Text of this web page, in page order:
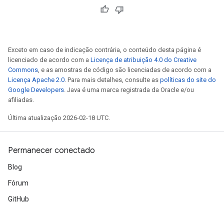
Exceto em caso de indicação contrária, o conteúdo desta página é
licenciado de acordo com a Licença de atribuição 4.0 do Creative
Commons, e as amostras de código são licenciadas de acordo com a
Licença Apache 2.0. Para mais detalhes, consulte as políticas do site do
Google Developers. Java é uma marca registrada da Oracle e/ou
afiliadas.
Última atualização 2026-02-18 UTC.
Permanecer conectado
Blog
Fórum
GitHub